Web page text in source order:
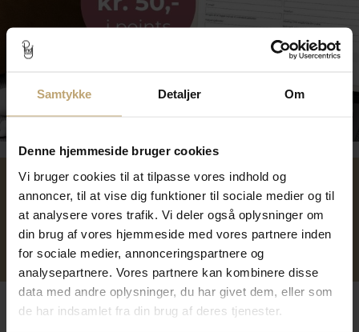
Samtykke Detaljer Om
Denne hjemmeside bruger cookies
Vi bruger cookies til at tilpasse vores indhold og
annoncer, til at vise dig funktioner til sociale medier og til
at analysere vores trafik. Vi deler også oplysninger om
din brug af vores hjemmeside med vores partnere inden
for sociale medier, annonceringspartnere og
analysepartnere. Vores partnere kan kombinere disse
data med andre oplysninger, du har givet dem, eller som
de har indsamlet fra din brug af deres tjenester.
Tilmeld dig kundeklubben
Over 40 års erfaring Mulighed for gravering
Personlig kundeservice
Reparation af smykker og
ure
Følg os